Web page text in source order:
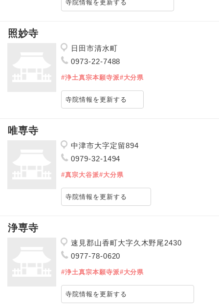
寺院情報を更新する
照妙寺
日田市清水町
0973-22-7488
#浄土真宗本願寺派#大分県
寺院情報を更新する
唯専寺
中津市大字定留894
0979-32-1494
#真宗大谷派#大分県
寺院情報を更新する
浄専寺
速見郡山香町大字久木野尾2430
0977-78-0620
#浄土真宗本願寺派#大分県
寺院情報を更新する